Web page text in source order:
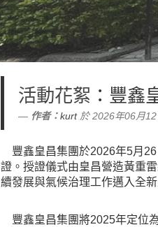
活動花絮 ：豐鑫
作者：kurt於 2026年06月
豐鑫皇昌集團於2026年5月26
證。授證儀式由皇昌營造黃重
續發展與氣候治理工作邁入全新
豐鑫皇昌集團將2025年定位